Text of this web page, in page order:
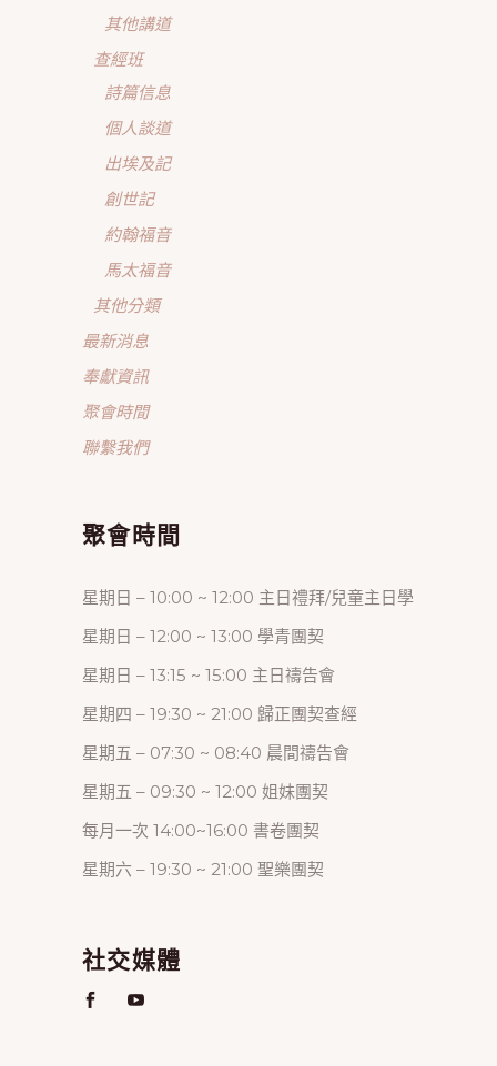
其他講道
查經班
詩篇信息
個人談道
出埃及記
創世記
約翰福音
馬太福音
其他分類
最新消息
奉獻資訊
聚會時間
聯繫我們
聚會時間
星期日 – 10:00 ~ 12:00 主日禮拜/兒童主日學
星期日 – 12:00 ~ 13:00 學青團契
星期日 – 13:15 ~ 15:00 主日禱告會
星期四 – 19:30 ~ 21:00 歸正團契查經
星期五 – 07:30 ~ 08:40 晨間禱告會
星期五 – 09:30 ~ 12:00 姐妹團契
每月一次 14:00~16:00 書卷團契
星期六 – 19:30 ~ 21:00 聖樂團契
社交媒體